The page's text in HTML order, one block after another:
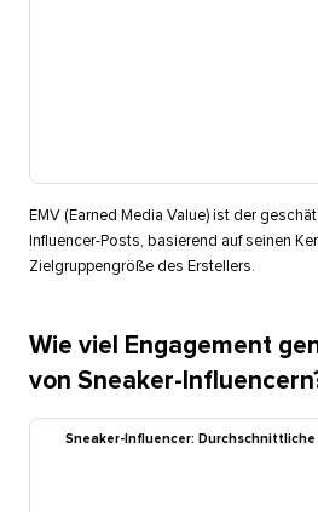
EMV (Earned Media Value) ist der
Influencer-Posts, basierend auf seinen
Zielgruppengröße des Erstellers.​​
Wie viel Engagement
von Sneaker-
Sneaker-Influencer: